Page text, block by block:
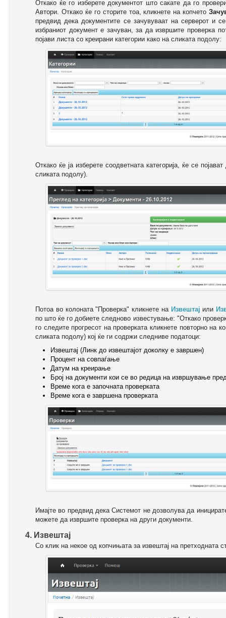
Откако ќе го изберете документот што сакате да го
Автори. Откако ќе го сторите тоа, кликнете на копчето
предвид дека документите се зачувуваат на серверот и
избраниот документ е зачуван, за да извршите проверка
појави листа со креирани категории како на сликата подолу:
Откако ќе ја изберете соодветната категорија, ќе се
сликата подолу).
Потоа во колоната "Проверка" кликнете на Извештај или
по што ќе го добиете следново известување: "Oткако
го следите прогресот на проверката кликнете повторно на
сликата подолу) кој ќе ги содржи следниве податоци:
Извештај (Линк до извештајот доколку е завршен)
Процент на совпаѓање
Датум на креирање
Број на документи кои се во редица на извршување
Време кога е започната проверката
Време кога е завршена проверката
Имајте во предвид дека Системот не дозволува да
можете да извршите проверка на други документи.
4. Извештај
Со клик на некое од копчињата за извештај на претходната